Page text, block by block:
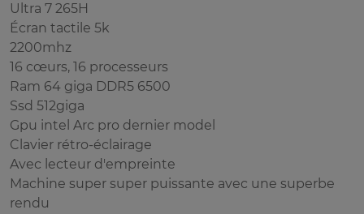
Ultra 7 265H
Écran tactile 5k
2200mhz
16 cœurs, 16 processeurs
Ram 64 giga DDR5 6500
Ssd 512giga
Gpu intel Arc pro dernier model
Clavier rétro-éclairage
Avec lecteur d'empreinte
Machine super super puissante avec une superbe
rendu